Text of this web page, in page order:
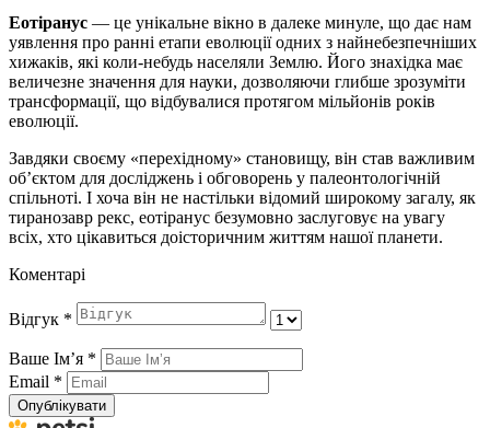
Еотіранус — це унікальне вікно в далеке минуле, що дає нам
уявлення про ранні етапи еволюції одних з найнебезпечніших
хижаків, які коли-небудь населяли Землю. Його знахідка має
величезне значення для науки, дозволяючи глибше зрозуміти
трансформації, що відбувалися протягом мільйонів років
еволюції.
Завдяки своєму «перехідному» становищу, він став важливим
об’єктом для досліджень і обговорень у палеонтологічній
спільноті. І хоча він не настільки відомий широкому загалу, як
тиранозавр рекс, еотіранус безумовно заслуговує на увагу
всіх, хто цікавиться доісторичним життям нашої планети.
Коментарі
Відгук *
Ваше Імʼя *
Email *
Опублікувати